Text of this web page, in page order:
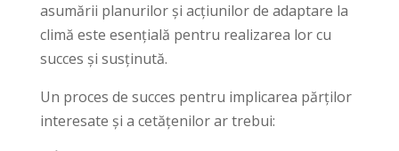
asumării planurilor și acțiunilor de adaptare la
climă este esențială pentru realizarea lor cu
succes și susținută.
Un proces de succes pentru implicarea părților
interesate și a cetățenilor ar trebui: